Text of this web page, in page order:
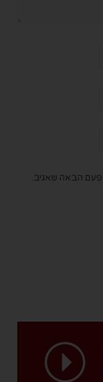
הבאה שאגיב.